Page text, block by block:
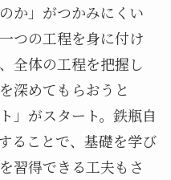
か」がつかみにくい
つの工程を身に付け
全体の工程を把握し
深めてもらおうと
」がスタート。鉄瓶自
ることで、基礎を学び
習得できる工夫もさ